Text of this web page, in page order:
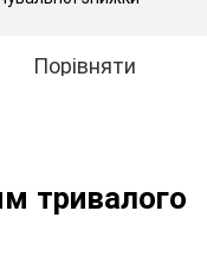
Порівняти
тривалого